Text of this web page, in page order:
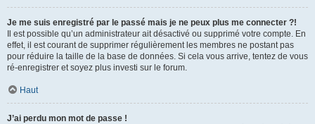
Je me suis enregistré par le passé mais je ne peux plus me connecter ?!
Il est possible qu’un administrateur ait désactivé ou supprimé votre compte. En
effet, il est courant de supprimer régulièrement les membres ne postant pas
pour réduire la taille de la base de données. Si cela vous arrive, tentez de vous
ré-enregistrer et soyez plus investi sur le forum.
Haut
J’ai perdu mon mot de passe !